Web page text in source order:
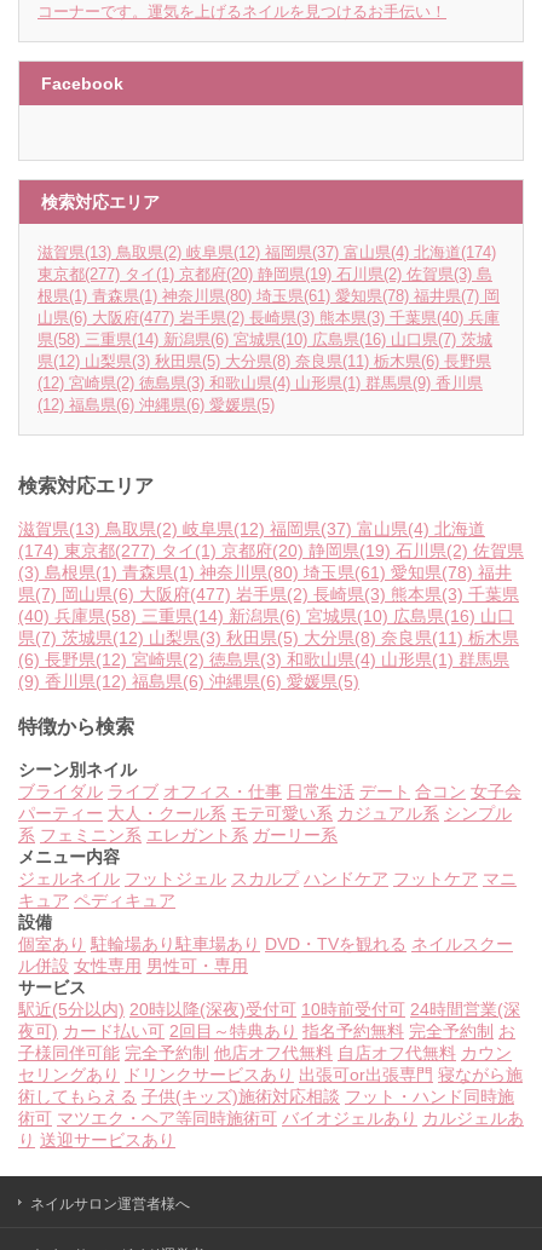
コーナーです。運気を上げるネイルを見つけるお手伝い！
Facebook
検索対応エリア
滋賀県(13) 鳥取県(2) 岐阜県(12) 福岡県(37) 富山県(4) 北海道(174)
東京都(277) タイ (1) 京都府(20) 静岡県(19) 石川県(2) 佐賀県(3) 島
根県(1) 青森県(1) 神奈川県(80) 埼玉県(61) 愛知県(78) 福井県(7) 岡
山県(6) 大阪府(477) 岩手県(2) 長崎県(3) 熊本県(3) 千葉県(40) 兵庫
県(58) 三重県(14) 新潟県(6) 宮城県(10) 広島県(16) 山口県(7) 茨城
県(12) 山梨県(3) 秋田県(5) 大分県(8) 奈良県(11) 栃木県(6) 長野県
(12) 宮崎県(2) 徳島県(3) 和歌山県(4) 山形県(1) 群馬県(9) 香川県
(12) 福島県(6) 沖縄県(6) 愛媛県(5)
検索対応エリア
滋賀県(13) 鳥取県(2) 岐阜県(12) 福岡県(37) 富山県(4) 北海道
(174) 東京都(277) タイ(1) 京都府(20) 静岡県(19) 石川県(2) 佐賀県
(3) 島根県(1) 青森県(1) 神奈川県(80) 埼玉県(61) 愛知県(78) 福井
県(7) 岡山県(6) 大阪府(477) 岩手県(2) 長崎県(3) 熊本県(3) 千葉県
(40) 兵庫県(58) 三重県(14) 新潟県(6) 宮城県(10) 広島県(16) 山口
県(7) 茨城県(12) 山梨県(3) 秋田県(5) 大分県(8) 奈良県(11) 栃木県
(6) 長野県(12) 宮崎県(2) 徳島県(3) 和歌山県(4) 山形県(1) 群馬県
(9) 香川県(12) 福島県(6) 沖縄県(6) 愛媛県(5)
特徴から検索
シーン別ネイル
ブライダル ライブ オフィス・仕事 日常生活 デート 合コン 女子会
パーティー 大人・クール系 モテ可愛い系 カジュアル系 シンプル
系 フェミニン系 エレガント系 ガーリー系
メニュー内容
ジェルネイル フットジェル スカルプ ハンドケア フットケア マニ
キュア ペディキュア
設備
個室あり 駐輪場あり駐車場あり DVD・TVを観れる ネイルスクー
ル併設 女性専用 男性可・専用
サービス
駅近(5分以内) 20時以降(深夜)受付可 10時前受付可 24時間営業(深
夜可) カード払い可 2回目～特典あり 指名予約無料 完全予約制 お
子様同伴可能 完全予約制 他店オフ代無料 自店オフ代無料 カウン
セリングあり
ドリンクサービスあり 出張可or出張専門 寝ながら施
術してもらえる 子供(キッズ)施術対応相談 フット・ハンド同時施
術可 マツエク・ヘア等同時施術可 バイオジェルあり カルジェルあ
り 送迎サービスあり
ネイルサロン運営者様へ